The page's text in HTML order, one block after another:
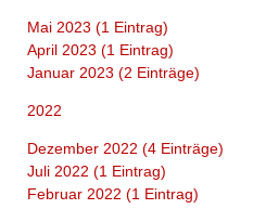
Wege
Mai 2023 (1 Eintrag)
April 2023 (1 Eintrag)
Januar 2023 (2 Einträge)
2022
Dezember 2022 (4 Einträge)
Juli 2022 (1 Eintrag)
Februar 2022 (1 Eintrag)